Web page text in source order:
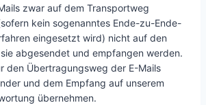
zwar auf dem Transportweg
kein sogenanntes Ende-zu-Ende-
eingesetzt wird) nicht auf den
abgesendet und empfangen werden.
den Übertragungsweg der E-Mails
und dem Empfang auf unserem
übernehmen.